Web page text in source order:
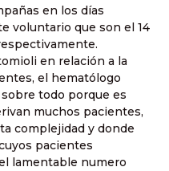
en los días
voluntario que son el 14
en relación a la
el hematólogo
todo porque es
muchos pacientes,
complejidad y donde
pacientes
lamentable numero